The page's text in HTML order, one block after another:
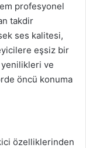
profesyonel
takdir
ses kalitesi,
eşsiz bir
yenilikleri ve
öncü konuma
özelliklerinden